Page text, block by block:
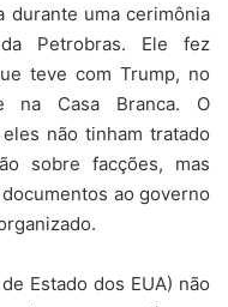
durante uma cerimônia
Petrobras. Ele fez
teve com Trump, no
na Casa Branca. O
não tinham tratado
sobre facções, mas
ao governo
Estado dos EUA) não